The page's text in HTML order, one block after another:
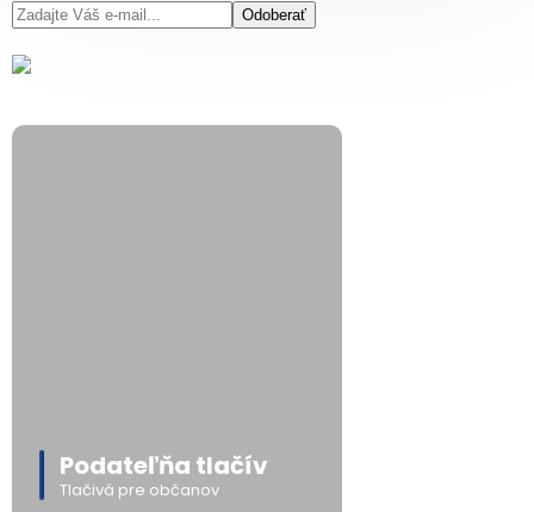
Odoberať
Podateľňa tlačív
Tlačivá pre občanov